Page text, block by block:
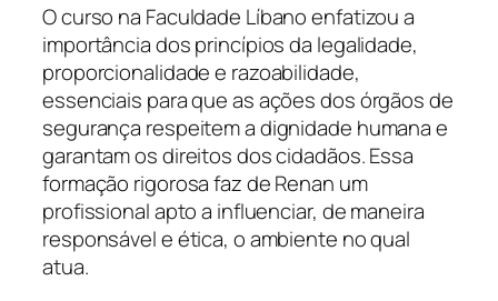
O curso na Faculdade Líbano enfatizou a
importância dos princípios da legalidade,
proporcionalidade e razoabilidade,
essenciais para que as ações dos órgãos de
segurança respeitem a dignidade humana e
garantam os direitos dos cidadãos. Essa
formação rigorosa faz de Renan um
profissional apto a influenciar, de maneira
responsável e ética, o ambiente no qual
atua.